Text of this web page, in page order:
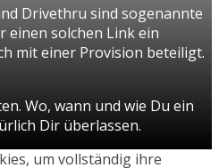
Drivethru sind sogenannte
einen solchen Link ein
mit einer Provision beteiligt.
Wo, wann und wie Du ein
Dir überlassen.
um vollständig ihre